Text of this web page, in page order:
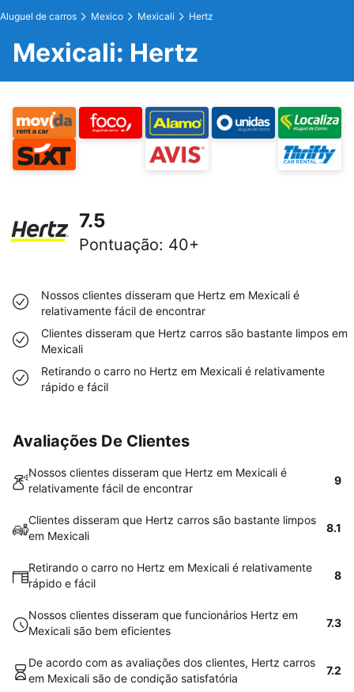
Aluguel de carros Mexico Mexicali Hertz
Mexicali: Hertz
7.5
Pontuação: 40+
Nossos clientes disseram que Hertz em Mexicali é
relativamente fácil de encontrar
Clientes disseram que Hertz carros são bastante limpos em
Mexicali
Retirando o carro no Hertz em Mexicali é relativamente
rápido e fácil
Avaliações De Clientes
Nossos clientes disseram que Hertz em Mexicali é
relativamente fácil de encontrar
9
Clientes disseram que Hertz carros são bastante limpos
em Mexicali
8.1
Retirando o carro no Hertz em Mexicali é relativamente
rápido e fácil
8
Nossos clientes disseram que funcionários Hertz em
Mexicali são bem eficientes
7.3
De acordo com as avaliações dos clientes, Hertz carros
em Mexicali são de condição satisfatória
7.2